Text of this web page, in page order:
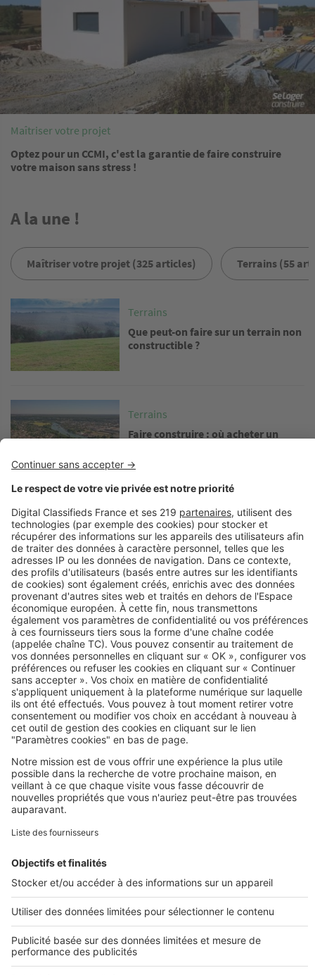
Maîtriser votre projet
Optez pour un CCMI, c'est la garantie de faire construire
votre maison sans stress !
A la une !
Maîtriser votre projet (325 articles) Terrains (55
Image
Terrains
Que peut-on faire sur un terrain non
constructible ?
Terrains
Faire construire : où acheter un
Image
Terrains
6 manières d'acheter moins cher
votre terrain
Image
Terrains
Quel budget prévoir pour l'achat de
votre terrain constructible ?
Image
Terrains
Découvrez nos conseils pour
Construire sa maison
Maisons en L Maisons de plain-pied
Maisons à étage Maisons modernes
Tous nos plans de maison